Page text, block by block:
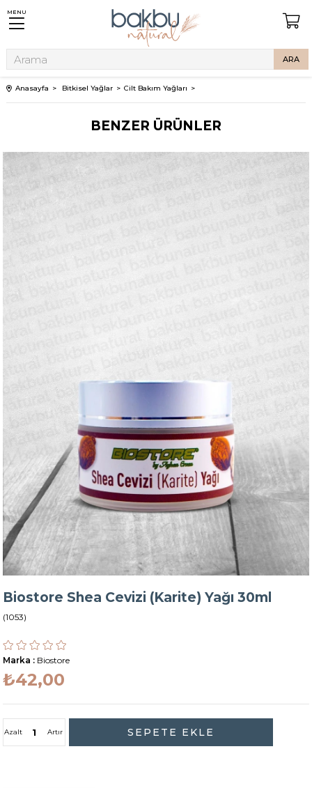
MENU
Anasayfa Bitkisel Yağlar Cilt Bakım Yağları
BENZER ÜRÜNLER
Biostore Shea Cevizi (Karite) Yağı 30ml
(1053)
Marka : Biostore
₺42,00
Artır
Azalt